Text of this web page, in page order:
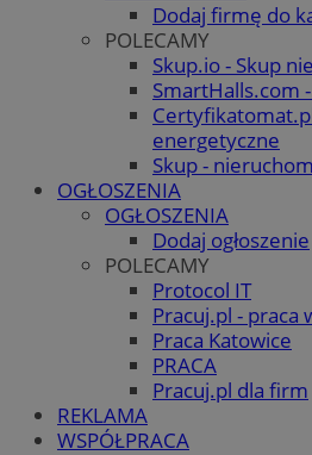
Dodaj firmę do
POLECAMY
Skup.io - Skup
SmartHalls.com
energetyczne
Skup -
OGŁOSZENIA
OGŁOSZENIA
Dodaj ogłoszenie
POLECAMY
Protocol IT
Pracuj.pl - praca
Praca Katowice
PRACA
Pracuj.pl dla firm
REKLAMA
WSPÓŁPRACA